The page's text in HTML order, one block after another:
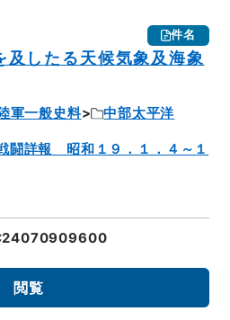
件名
したる天候気象及海象
軍一般史料
中部太平洋
闘詳報 昭和１９．１．４～１
閲覧